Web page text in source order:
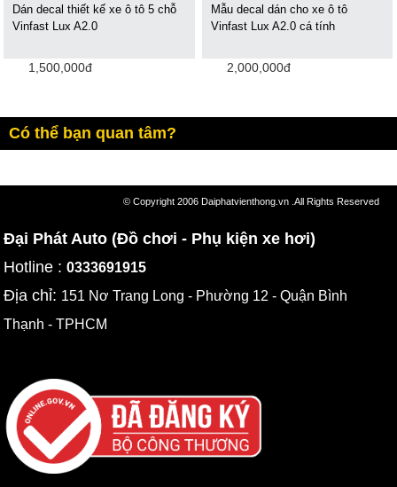
Dán decal thiết kế xe ô tô 5 chỗ
Vinfast Lux A2.0
1,500,000đ
Mẫu decal dán cho xe ô tô
Vinfast Lux A2.0 cá tính
2,000,000đ
Có thể bạn quan tâm?
© Copyright 2006 Daiphatvienthong.vn .All Rights Reserved
Đại Phát Auto (Đồ chơi - Phụ kiện xe hơi)
Hotline :0333691915
Địa chỉ: 151 Nơ Trang Long - Phường 12 - Quận Bình
Thạnh - TPHCM